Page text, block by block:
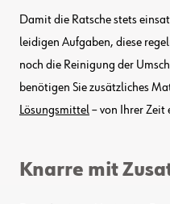
Damit die Ratsche stets
leidigen Aufgaben, diese
noch die Reinigung der
benötigen Sie zusätzliches
Lösungsmittel– von Ihrer Zeit
Knarre mit